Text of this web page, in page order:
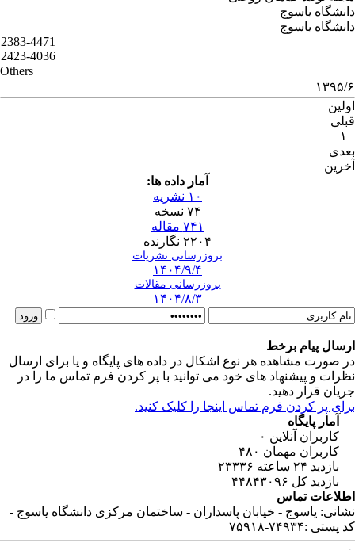
دانشگاه یاسوج
دانشگاه یاسوج
2383-4471
2423-4036
Others
۱۳۹۵/۶
اولین
قبلی
۱
بعدی
آخرین
آمار داده ها:
۱۰ نشریه
۷۴ نسخه
۷۴۱ مقاله
۲۲۰۴ نگارنده
بروزرسانی نشریات
۱۴۰۴/۹/۴
بروزرسانی مقالات
۱۴۰۴/۸/۳
ارسال پیام برخط
در صورت مشاهده هر نوع اشکال در داده های پایگاه و یا برای ارسال
نظرات و پیشنهاد های خود می توانید با پر کردن فرم تماس ما را در
جریان قرار دهید.
برای پر کردن فرم تماس اینجا را کلیک کنید.
آمار پایگاه
کاربران آنلاین ۰
کاربران مهمان ۴۸۰
بازدید ۲۴ ساعته
۲۳۳۳۶
بازدید کل ۴۴۸۴۳۰۹۶
اطلاعات تماس
نشانی: یاسوج - خیابان پاسداران - ساختمان مرکزی دانشگاه یاسوج -
کد پستی :۷۴۹۳۴-۷۵۹۱۸